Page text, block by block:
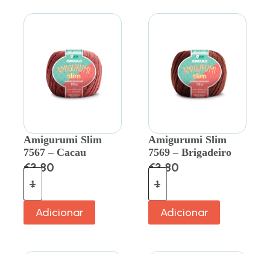
Amigurumi Slim
7567 – Cacau
€3.80
Adicionar
Amigurumi Slim
7569 – Brigadeiro
€3.80
Adicionar